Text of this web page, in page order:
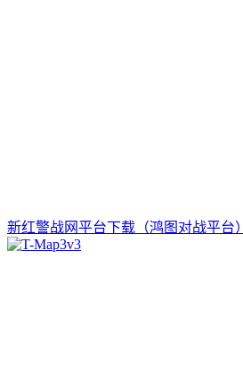
新红警战网平台下载（鸿图对战平台）